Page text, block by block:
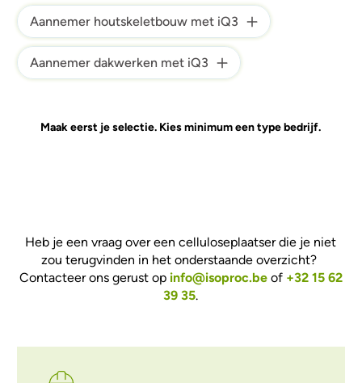
Aannemer houtskeletbouw met iQ3
Aannemer dakwerken met iQ3
Maak eerst je selectie. Kies minimum een type bedrijf.
Heb je een vraag over een celluloseplaatser die je niet
zou terugvinden in het onderstaande overzicht?
Contacteer ons gerust op info@isoproc.beof +32 15 62
39 35.